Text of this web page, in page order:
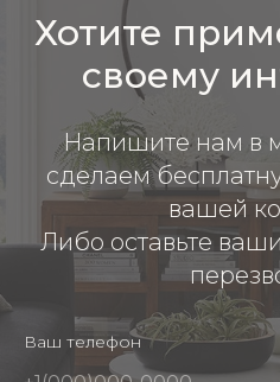
Хотите
своему
Напишите нам в
сделаем
вашей
Либо оставьте
Ваш телефон